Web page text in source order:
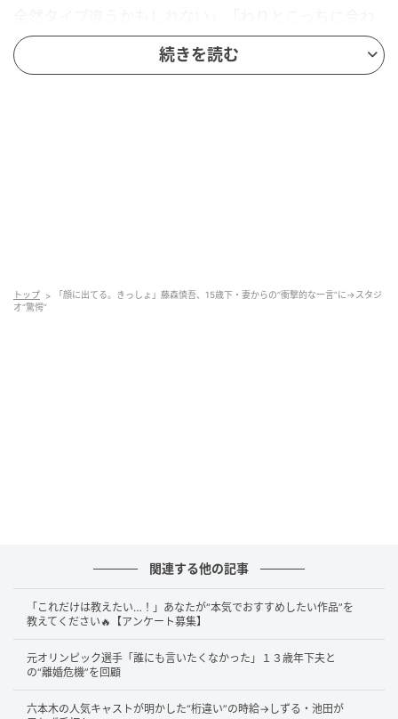
せてくれたりだとか、こっちのペースだったりとかっ
ていう、我慢したり無理をさせてきてしまっただろう
る！」「男前！」と改めて驚きの声を上げます。
続きを読む
トップ
「顔に出てる。きっしょ」藤森慎吾、15歳下・妻からの“衝撃的な一言”に→スタジ
オ“驚愕”
関連する他の記事
「これだけは教えたい…！」あなたが“本気でおすすめしたい作品”を
教えてください🔥【アンケート募集】
元オリンピック選手「誰にも言いたくなかった」１３歳年下夫と
の“離婚危機”を回顧
六本木の人気キャストが明かした“桁違い”の時給→しずる・池田が